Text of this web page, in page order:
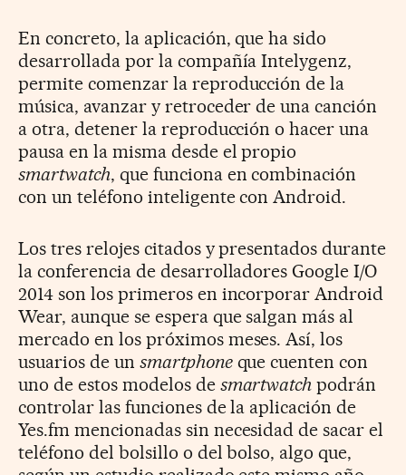
En concreto, la aplicación, que ha sido
desarrollada por la compañía Intelygenz,
permite comenzar la reproducción de la
música, avanzar y retroceder de una canción
a otra, detener la reproducción o hacer una
pausa en la misma desde el propio
smartwatch, que funciona en combinación
con un teléfono inteligente con Android.
Los tres relojes citados y presentados durante
la conferencia de desarrolladores Google I/O
2014 son los primeros en incorporar Android
Wear, aunque se espera que salgan más al
mercado en los próximos meses. Así, los
usuarios de un smartphoneque cuenten con
uno de estos modelos de smartwatch podrán
controlar las funciones de la aplicación de
Yes.fm mencionadas sin necesidad de sacar el
teléfono del bolsillo o del bolso, algo que,